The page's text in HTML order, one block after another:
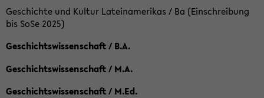
Geschichte und Kultur Lateinamerikas / Ba (Einschreibung
bis SoSe 2025)
Geschichtswissenschaft / B.A.
Geschichtswissenschaft / M.A.
Geschichtswissenschaft / M.Ed.